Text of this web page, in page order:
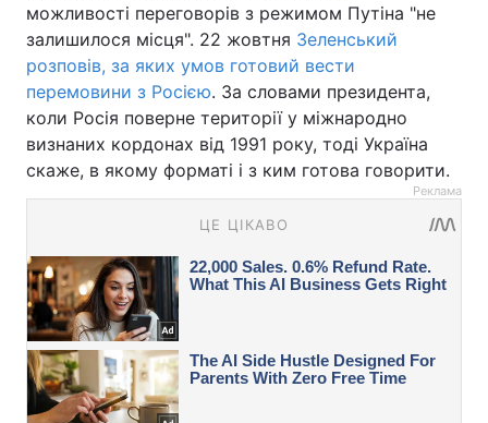
можливості переговорів з режимом Путіна "не
залишилося місця". 22 жовтня Зеленський
розповів, за яких умов готовий вести
перемовини з Росією. За словами президента,
коли Росія поверне території у міжнародно
визнаних кордонах від 1991 року, тоді Україна
скаже, в якому форматі і з ким готова говорити.
Реклама